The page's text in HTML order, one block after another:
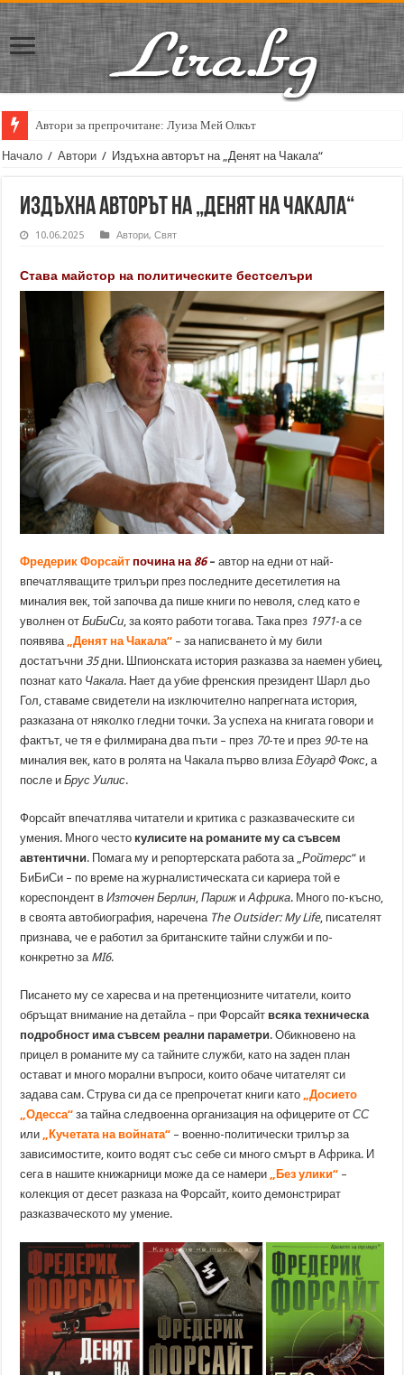
Автори за препрочитане: Луиза Мей Олкът
Кирил Кадийски: „Плачът на големия поет винаги е и сила, и
Начало / Автори / Издъхна авторът на „Денят на Чакала“
Издъхна авторът на „Денят на Чакала“
10.06.2025 Автори,Свят
Става майстор на политическите бестселъри
Фредерик Форсайт почина на 86–автор на едни от най-
впечатляващите трилъри през последните десетилетия на
миналия век, той започва да пише книги по неволя, след като е
уволнен от БиБиСи, за която работи тогава. Така през 1971-а се
появява „Денят на Чакала“ – за написването ѝ му били
достатъчни35дни. Шпионската история разказва за наемен убиец,
познат като Чакала. Нает да убие френския президент Шарл дьо
Гол, ставаме свидетели на изключително напрегната история,
разказана от няколко гледни точки. За успеха на книгата говори и
фактът, че тя е филмирана два пъти – през 70-те и през 90-те на
миналия век, като в ролята на Чакала първо влизаЕдуард Фокс, а
после иБрус Уилис.
Форсайт впечатлява читатели и критика с разказваческите си
умения. Много често кулисите на романите му са съвсем
автентични. Помага му и репортерската работа за „Ройтерс“ и
БиБиСи – по време на журналистическата си кариера той е
кореспондент вИзточен Берлин,Париж иАфрика. Много по-късно,
в своята автобиография, наречена The Outsider: My Life, писателят
признава, че е работил за британските тайни служби и по-
конкретно за MI6.
Писането му се харесва и на претенциозните читатели, които
обръщат внимание на детайла – при Форсайт всяка техническа
подробност има съвсем реални параметри. Обикновено на
прицел в романите му са тайните служби, като на заден план
остават и много морални въпроси, които обаче читателят си
задава сам. Струва си да се препрочетат книги като „Досието
„Одесса“ за тайна следвоенна организация на офицерите отСС
или „Кучетата на войната“ – военно-политически трилър за
зависимостите, които водят със себе си много смърт в Африка. И
сега в нашите книжарници може да се намери „Без улики“ –
колекция от десет разказа на Форсайт, които демонстрират
разказваческото му умение.